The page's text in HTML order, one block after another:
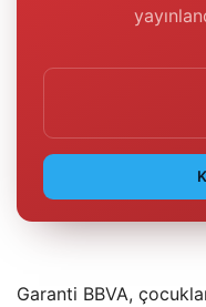
Garanti BBVA,